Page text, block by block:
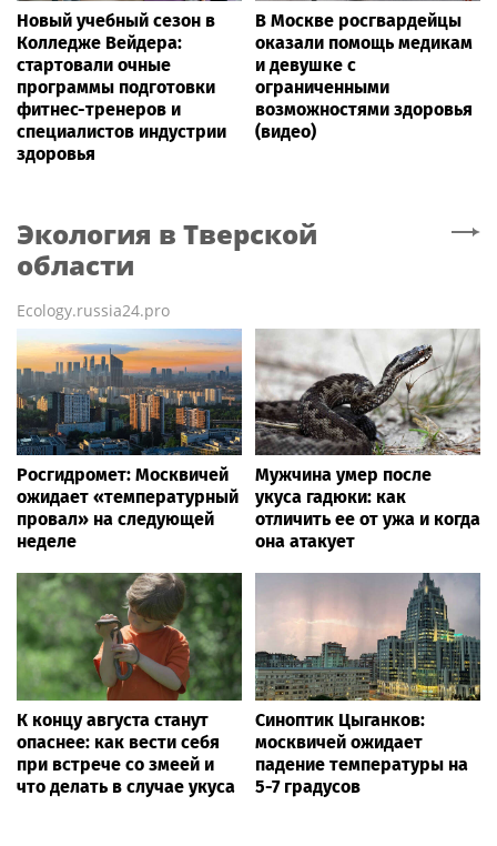
Новый учебный сезон в
Колледже Вейдера:
стартовали очные
программы подготовки
фитнес-тренеров и
специалистов индустрии
здоровья
В Москве росгвардейцы
оказали помощь медикам
и девушке с
ограниченными
возможностями здоровья
(видео)
Экология в Тверской
области
Ecology.russia24.pro
Росгидромет: Москвичей
ожидает «температурный
провал» на следующей
неделе
Мужчина умер после
укуса гадюки: как
отличить ее от ужа и когда
она атакует
К концу августа станут
опаснее: как вести себя
при встрече со змеей и
что делать в случае укуса
Синоптик Цыганков:
москвичей ожидает
падение температуры на
5-7 градусов